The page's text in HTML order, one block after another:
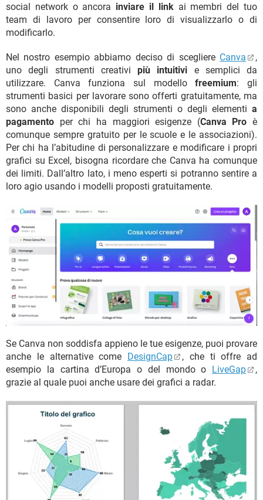
social network o ancora inviare il linkai membri del tuo
team di lavoro per consentire loro di visualizzarlo o di
modificarlo.
Nel nostro esempio abbiamo deciso di scegliere Canva
,
uno degli strumenti creativi più intuitivi e semplici da
utilizzare. Canva funziona sul modellofreemium: gli
strumenti basici per lavorare sono offerti gratuitamente, ma
sono anche disponibili degli strumenti o degli elementi a
pagamento per chi ha maggiori esigenze (Canva Pro è
comunque sempre gratuito per le scuole e le associazioni).
Per chi ha l’abitudine di personalizzare e modificare i propri
grafici su Excel, bisogna ricordare che Canva ha comunque
dei limiti. Dall’altro lato, i meno esperti si potranno sentire a
loro agio usando i modelli proposti gratuitamente.
Se Canva non soddisfa appieno le tue esigenze, puoi provare
anche le alternative come
DesignCap
, che ti offre ad
esempio la cartina d’Europa o del mondo o
LiveGap
,
grazie al quale puoi anche usare dei grafici a radar.